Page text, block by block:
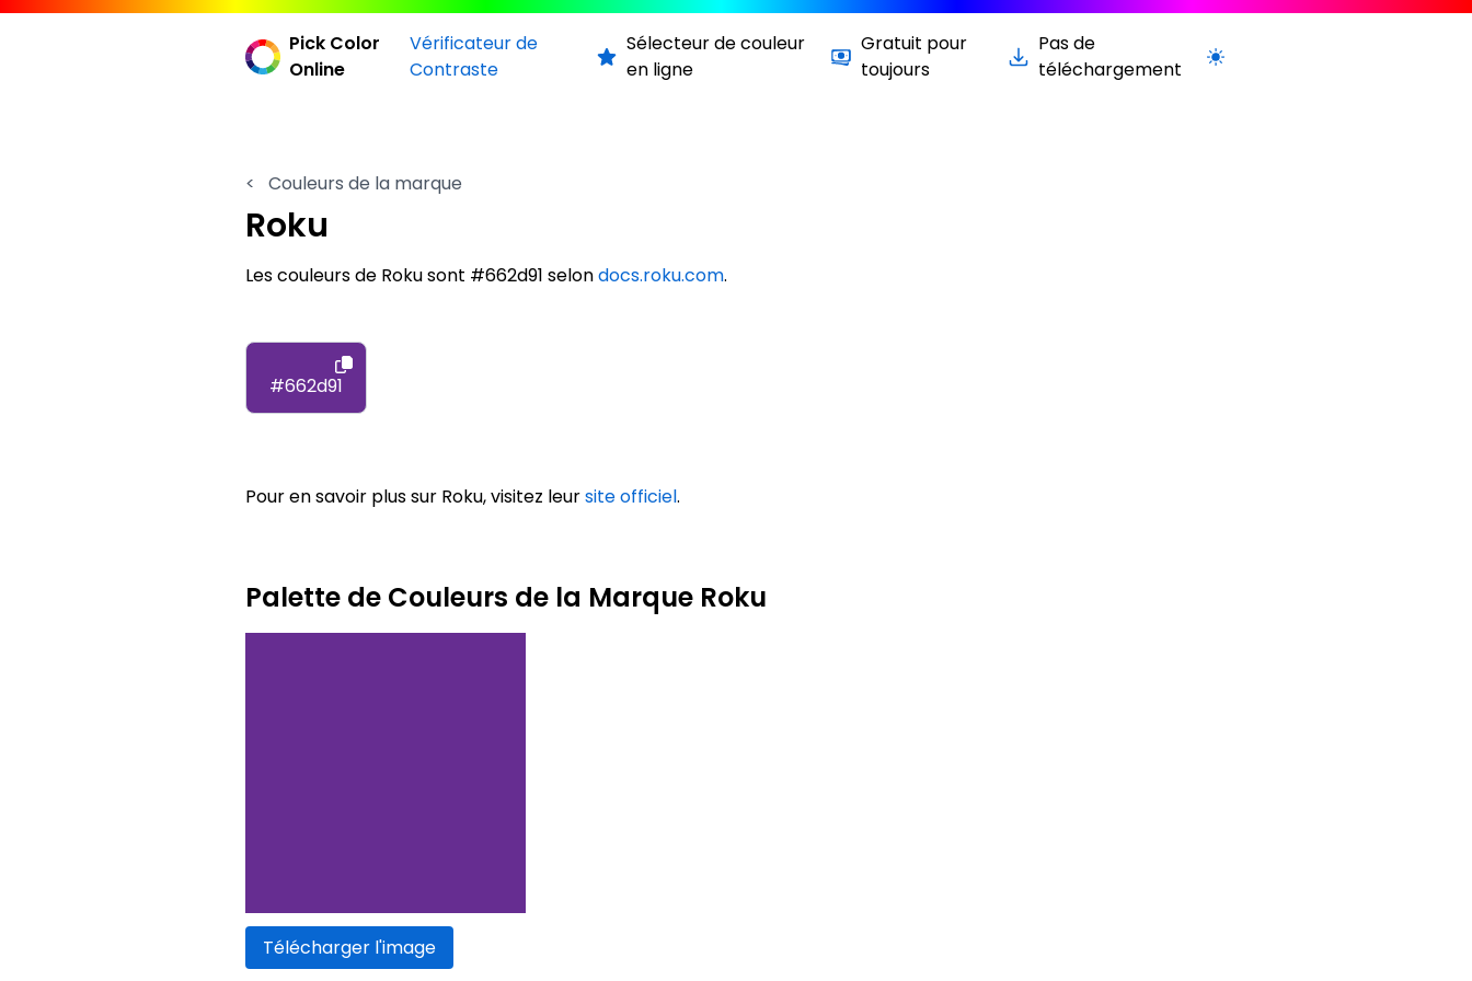
Pick Color
Online
Vérificateur de
Contraste
Sélecteur de couleur
en ligne
Gratuit pour
toujours
Pas de
téléchargement
Passer à la version claire / sombre
< Couleurs de la marque
Roku
Les couleurs de Roku sont #662d91 selondocs.roku.com.
#662d91
Pour en savoir plus sur Roku, visitez leursite officiel.
Palette de Couleurs de la Marque Roku
Télécharger l'image